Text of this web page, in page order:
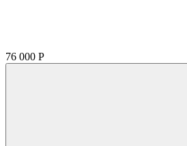
76 000 Р